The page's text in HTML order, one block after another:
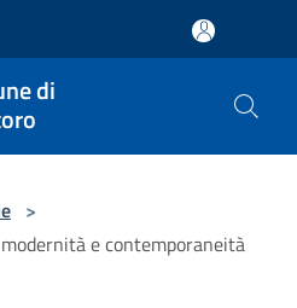
di
>
e contemporaneità